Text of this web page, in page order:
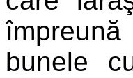
bunele